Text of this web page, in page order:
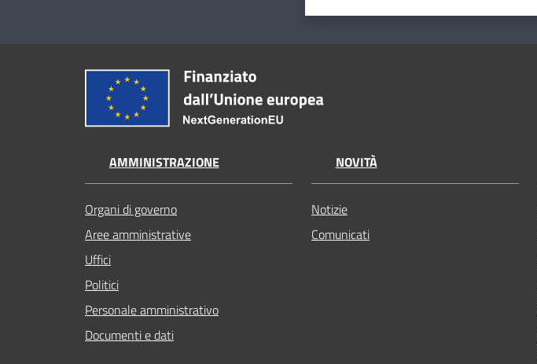
AMMINISTRAZIONE
Organi di governo
Aree amministrative
Uffici
Politici
Personale amministrativo
Documenti e dati
NOVITÀ
Notizie
Comunicati